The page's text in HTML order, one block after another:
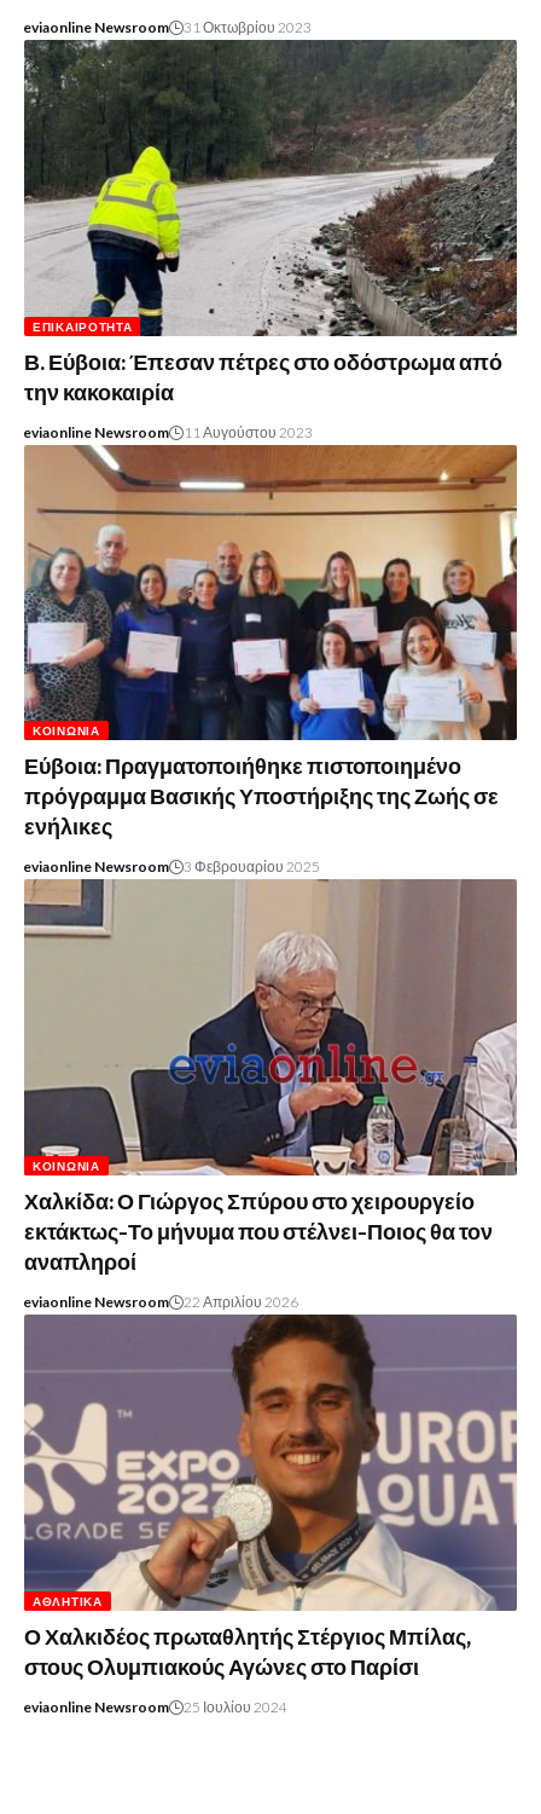
eviaonline Newsroom 31 Οκτωβρίου 2023
ΕΠΙΚΑΙΡΌΤΗΤΑ
Β. Εύβοια: Έπεσαν πέτρες στο οδόστρωμα από
την κακοκαιρία
eviaonline Newsroom 11 Αυγούστου 2023
ΚΟΙΝΩΝΊΑ
Εύβοια: Πραγματοποιήθηκε πιστοποιημένο
πρόγραμμα Βασικής Υποστήριξης της Ζωής σε
ενήλικες
eviaonline Newsroom 3 Φεβρουαρίου 2025
ΚΟΙΝΩΝΊΑ
Χαλκίδα: Ο Γιώργος Σπύρου στο χειρουργείο
εκτάκτως-Το μήνυμα που στέλνει-Ποιος θα τον
αναπληροί
eviaonline Newsroom 22 Απριλίου 2026
ΑΘΛΗΤΙΚΆ
Ο Χαλκιδέος πρωταθλητής Στέργιος Μπίλας,
στους Ολυμπιακούς Αγώνες στο Παρίσι
eviaonline Newsroom 25 Ιουλίου 2024